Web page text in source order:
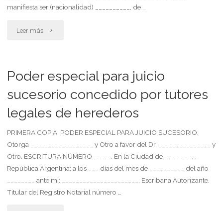
manifiesta ser (nacionalidad) __________, de …
Leer más "Poder
asuntos
judiciales.
juicio
no
iniciado"
Poder especial para juicio
sucesorio concedido por tutores
legales de herederos
PRIMERA COPIA. PODER ESPECIAL PARA JUICIO SUCESORIO.
Otorga __________________ y Otro a favor del Dr. _______________ y
Otro. ESCRITURA NÚMERO _____. En la Ciudad de ________, ,
República Argentina; a los ___ días del mes de __________ del año
________ ante mí: ______________________, Escribana Autorizante,
Titular del Registro Notarial número …